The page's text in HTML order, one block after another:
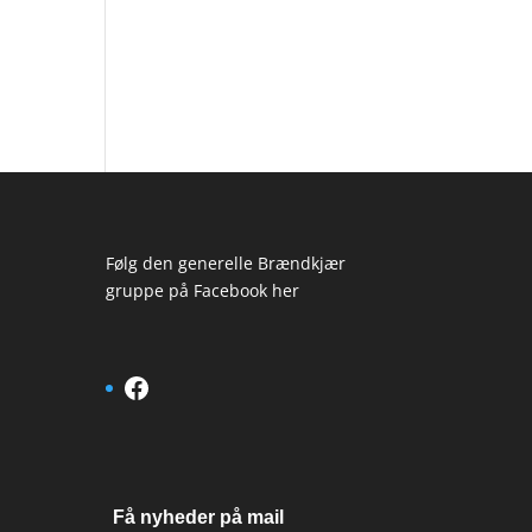
Følg den generelle Brændkjær
gruppe på Facebook her
Facebook
Få nyheder på mail